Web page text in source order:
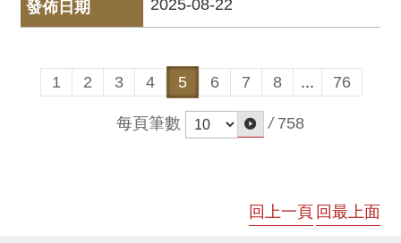
我
們
2025-08-22
1 2 3 4 5 6 7 8 ... 76
每頁筆數 / 758
回上一頁 回最上面